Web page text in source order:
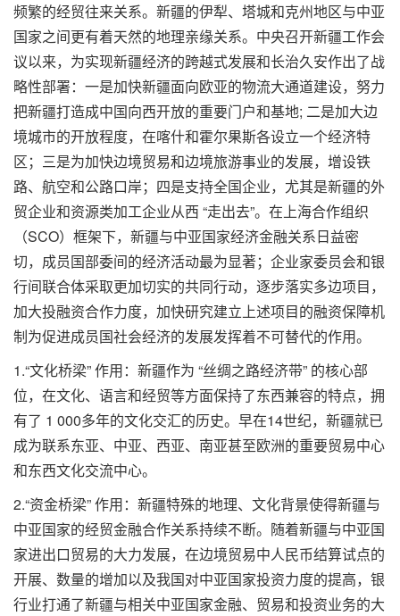
频繁的经贸往来关系。新疆的伊犁、塔城和克州地区与中亚
国家之间更有着天然的地理亲缘关系。中央召开新疆工作会
议以来，为实现新疆经济的跨越式发展和长治久安作出了战
略性部署：一是加快新疆面向欧亚的物流大通道建设，努力
把新疆打造成中国向西开放的重要门户和基地; 二是加大边
境城市的开放程度，在喀什和霍尔果斯各设立一个经济特
区；三是为加快边境贸易和边境旅游事业的发展，增设铁
路、航空和公路口岸；四是支持全国企业，尤其是新疆的外
贸企业和资源类加工企业从西 “走出去”。在上海合作组织
（SCO）框架下，新疆与中亚国家经济金融关系日益密
切，成员国部委间的经济活动最为显著；企业家委员会和银
行间联合体采取更加切实的共同行动，逐步落实多边项目，
加大投融资合作力度，加快研究建立上述项目的融资保障机
制为促进成员国社会经济的发展发挥着不可替代的作用。
1.“文化桥梁” 作用：新疆作为 “丝绸之路经济带” 的核心部
位，在文化、语言和经贸等方面保持了东西兼容的特点，拥
有了 1 000多年的文化交汇的历史。早在14世纪，新疆就已
成为联系东亚、中亚、西亚、南亚甚至欧洲的重要贸易中心
和东西文化交流中心。
2.“资金桥梁” 作用：新疆特殊的地理、文化背景使得新疆与
中亚国家的经贸金融合作关系持续不断。随着新疆与中亚国
家进出口贸易的大力发展，在边境贸易中人民币结算试点的
开展、数量的增加以及我国对中亚国家投资力度的提高，银
行业打通了新疆与相关中亚国家金融、贸易和投资业务的大